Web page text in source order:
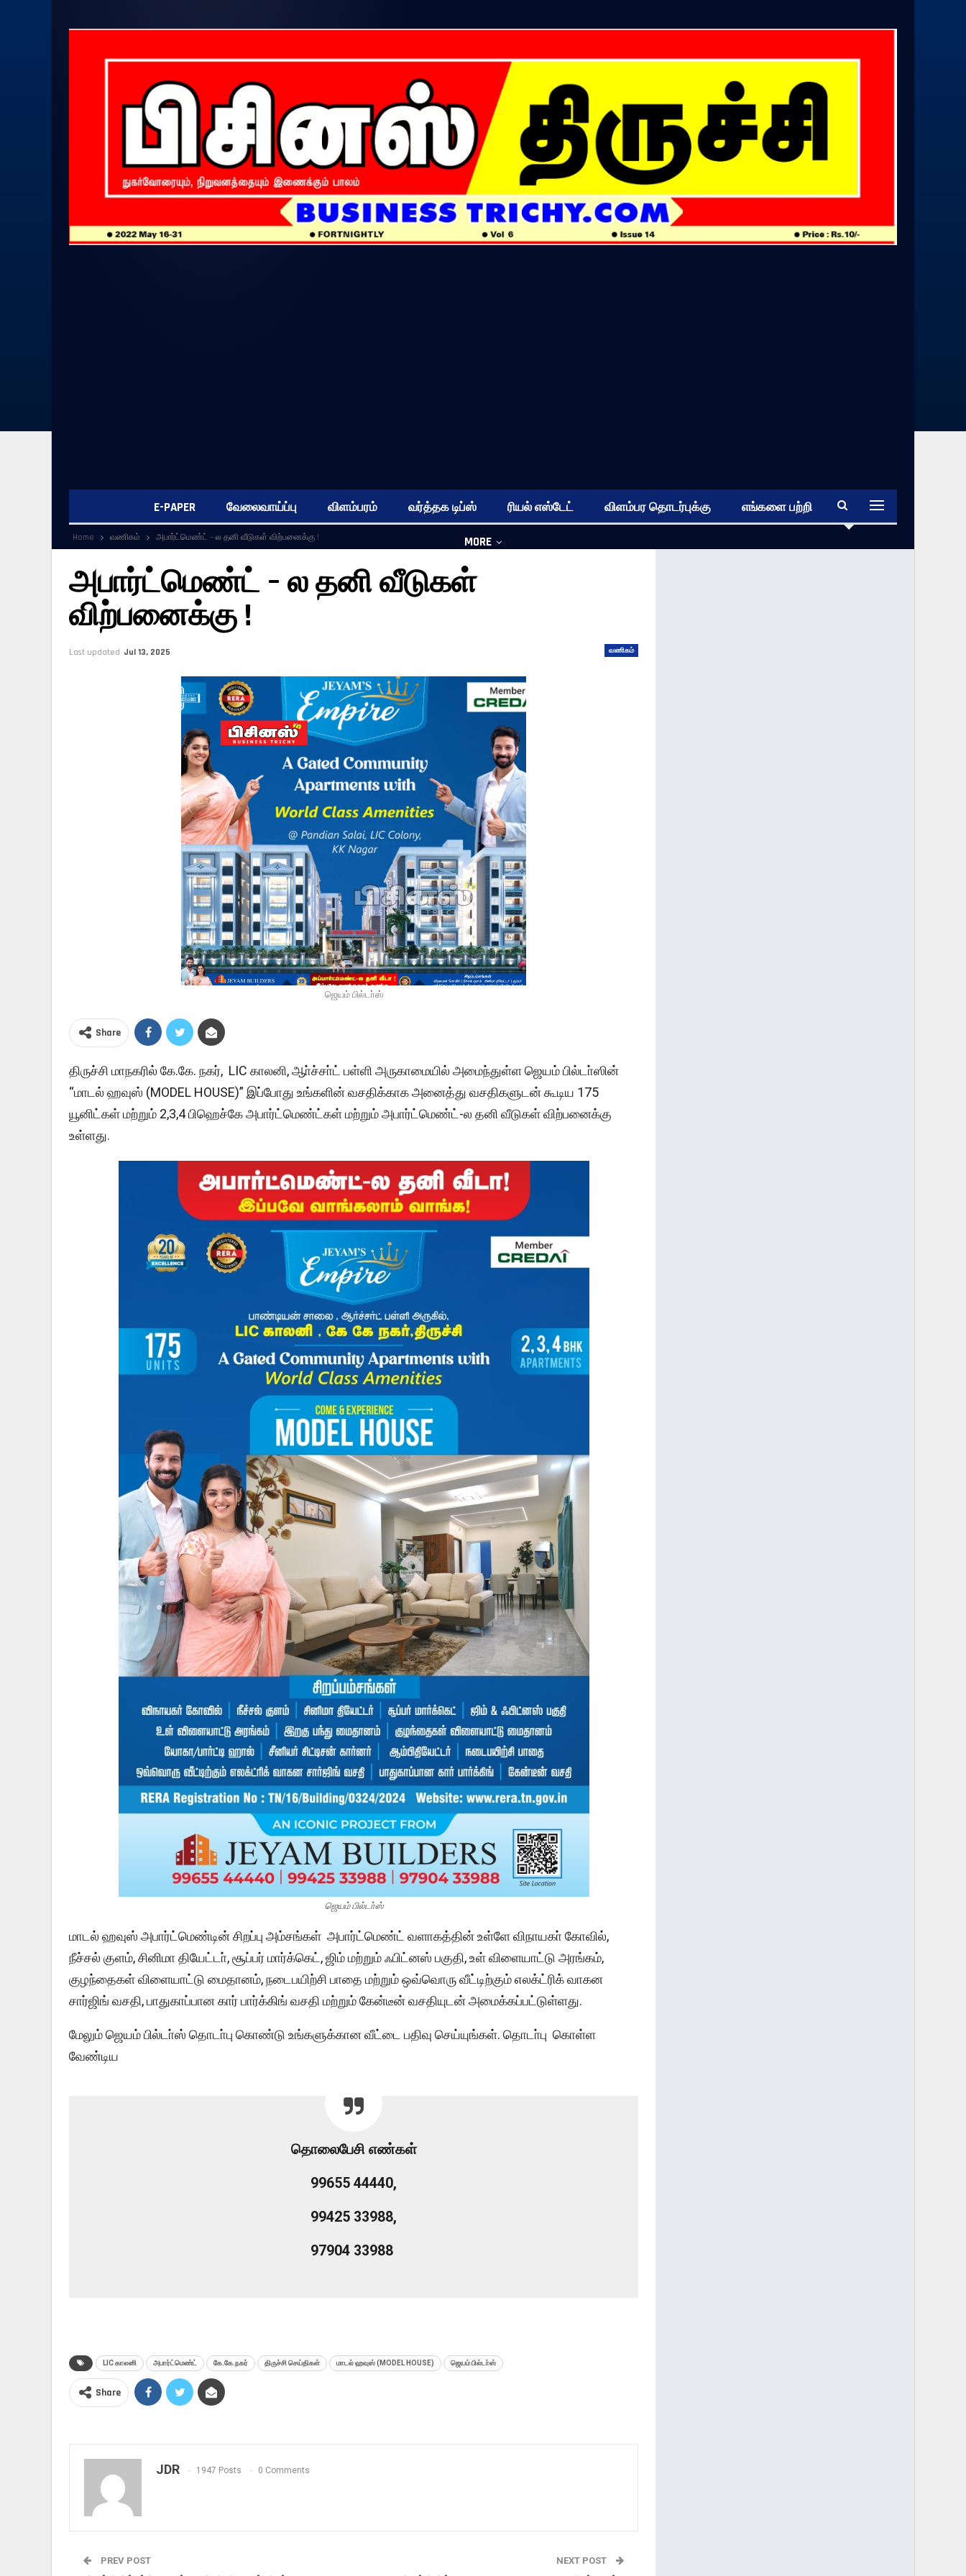
E-PAPER வேலைவாய்ப்பு விளம்பரம் வர்த்தக டிப்ஸ் ரியல் எஸ்டேட் விளம்பர தொடர்புக்கு எங்களை பற்றி
MORE
Home வணிகம் அபார்ட்மெண்ட் – ல தனி வீடுகள் விற்பனைக்கு !
அபார்ட்மெண்ட் – ல தனி வீடுகள்
விற்பனைக்கு !
வணிகம்
Last updated Jul 13, 2025
ஜெயம் பில்டா்ஸ்
Share
திருச்சி மாநகரில் கே.கே. நகர், LIC காலனி, ஆா்ச்சா்ட் பள்ளி அருகாமையில் அமைந்துள்ள ஜெயம் பில்டா்ஸின்
“மாடல் ஹவுஸ் (MODEL HOUSE)” இப்போது உங்களின் வசதிக்காக அனைத்து வசதிகளுடன் கூடிய 175
யூனிட்கள் மற்றும் 2,3,4 பிஹெச்கே அபார்ட்மெண்ட்கள் மற்றும் அபார்ட்மெண்ட்-ல தனி வீடுகள் விற்பனைக்கு
உள்ளது.
ஜெயம் பில்டா்ஸ்
மாடல் ஹவுஸ் அபார்ட்மெண்டின் சிறப்பு அம்சங்கள் அபார்ட்மெண்ட் வளாகத்தின் உள்ளே விநாயகா் கோவில்,
நீச்சல் குளம், சினிமா தியேட்டா், சூப்பர் மார்க்கெட், ஜிம் மற்றும் ஃபிட்னஸ் பகுதி, உள் விளையாட்டு அரங்கம்,
குழந்தைகள் விளையாட்டு மைதானம், நடைபயிற்சி பாதை மற்றும் ஒவ்வொரு வீட்டிற்கும் எலக்ட்ரிக் வாகன
சார்ஜிங் வசதி, பாதுகாப்பான கார் பார்க்கிங் வசதி மற்றும் கேன்டீன் வசதியுடன் அமைக்கப்பட்டுள்ளது.
மேலும் ஜெயம் பில்டா்ஸ் தொடா்பு கொண்டு உங்களுக்கான வீட்டை பதிவு செய்யுங்கள். தொடா்பு கொள்ள
வேண்டிய
தொலைபேசி எண்கள்
99655 44440,
99425 33988,
97904 33988
LIC காலனி அபார்ட்மெண்ட் கே.கே.நகர் திருச்சி செய்திகள் மாடல் ஹவுஸ் (MODEL HOUSE) ஜெயம் பில்டா்ஸ்
Share
JDR 1947 Posts 0 Comments
PREV POST NEXT POST